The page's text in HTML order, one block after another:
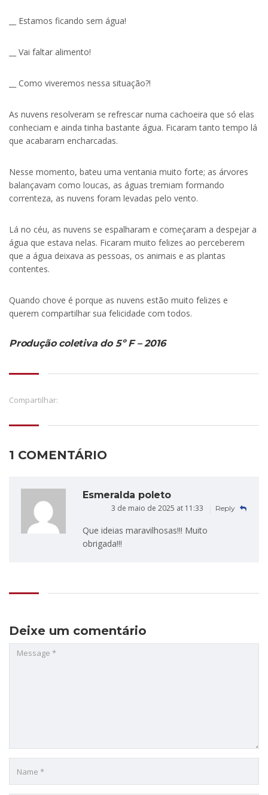
__ Estamos ficando sem água!
__ Vai faltar alimento!
__ Como viveremos nessa situação?!
As nuvens resolveram se refrescar numa cachoeira que só elas
conheciam e ainda tinha bastante água. Ficaram tanto tempo lá
que acabaram encharcadas.
Nesse momento, bateu uma ventania muito forte; as árvores
balançavam como loucas, as águas tremiam formando
correnteza, as nuvens foram levadas pelo vento.
Lá no céu, as nuvens se espalharam e começaram a despejar a
água que estava nelas. Ficaram muito felizes ao perceberem
que a água deixava as pessoas, os animais e as plantas
contentes.
Quando chove é porque as nuvens estão muito felizes e
querem compartilhar sua felicidade com todos.
Produção coletiva do 5º F – 2016
Compartilhar:
1 COMENTÁRIO
Esmeralda poleto
3 de maio de 2025 at 11:33 Reply
Que ideias maravilhosas!!! Muito
obrigada!!!
Deixe um comentário